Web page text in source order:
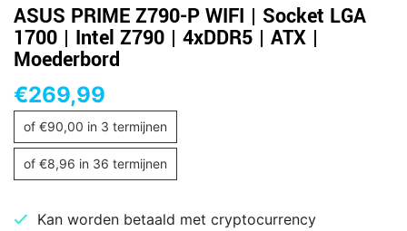
ASUS PRIME Z790-P WIFI | Socket LGA
1700 | Intel Z790 | 4xDDR5 | ATX |
Moederbord
€269,99
of €90,00 in 3 termijnen
of €8,96 in 36 termijnen
Kan worden betaald met cryptocurrency